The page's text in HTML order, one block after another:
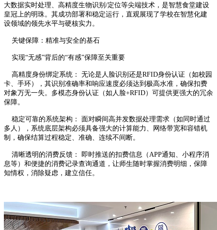
大数据实时处理、高精度生物识别/定位等尖端技术，是智慧食堂建设
皇冠上的明珠。其成功部署和稳定运行，直观展现了学校在智慧化建
设领域的领先水平与硬核实力。
关键保障：精准与安全的基石
实现“无感”背后的“有感”保障至关重要
高精度身份绑定系统： 无论是人脸识别还是RFID身份认证（如校园
卡、手环），其识别准确率和响应速度必须达到极高水准，确保扣费
对象万无一失。多模态身份认证（如人脸+RFID）可提供更强大的冗余
保障。
稳定可靠的系统架构： 面对瞬间高并发数据处理需求（如同时通过
多人），系统底层架构必须具备强大的计算能力、网络带宽和容错机
制，确保结算过程稳定、准确、连续不间断。
清晰透明的消费反馈： 即时推送的扣费信息（APP通知、小程序消
息等）和便捷的消费记录查询通道，让师生随时掌握消费明细，保障
知情权，消除疑虑，建立信任。